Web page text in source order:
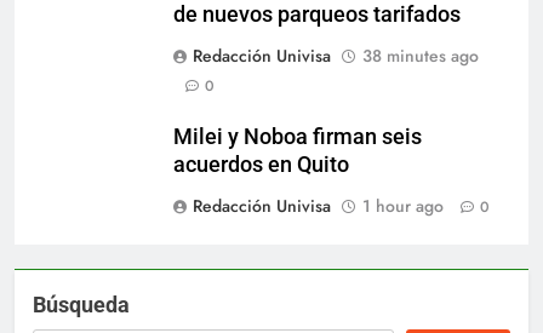
de nuevos parqueos tarifados
Redacción Univisa
38 minutes ago
0
Milei y Noboa firman seis
acuerdos en Quito
Redacción Univisa
1 hour ago 0
Búsqueda